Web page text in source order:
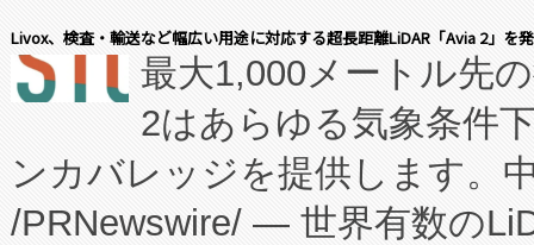
す。FCCM‑を活用した現地生
患者にとっての費用負担を大
のアクセスを大幅に拡大する
Fully-Connected Continuous
プログラムには、施設設計・
会社エーアイ・アンド：本社
President原信平）と、エンタ
ードするVoltaiqは、日本にあ
ーエネルギー貯蔵システム（
た。 Voltaiq独自のAI搭載プラ
Livox、検査・輸送など幅広い用途に対応する超長距離LiDAR「Avia 2」を
最大1,000メートル先
2はあらゆる気象条件
ンカバレッジを提供します。
/PRNewswire/ — 世界有数の